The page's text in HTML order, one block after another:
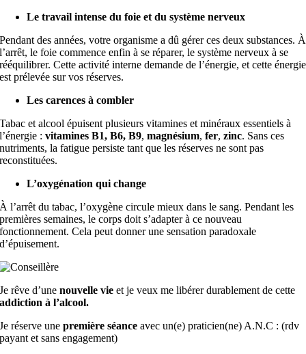
Le travail intense du foie et du système nerveux
Pendant des années, votre organisme a dû gérer ces deux substances. À
l’arrêt, le foie commence enfin à se réparer, le système nerveux à se
rééquilibrer. Cette activité interne demande de l’énergie, et cette énergie
est prélevée sur vos réserves.
Les carences à combler
Tabac et alcool épuisent plusieurs vitamines et minéraux essentiels à
l’énergie :vitamines B1, B6, B9,magnésium,fer,zinc. Sans ces
nutriments, la fatigue persiste tant que les réserves ne sont pas
reconstituées.
L’oxygénation qui change
À l’arrêt du tabac, l’oxygène circule mieux dans le sang. Pendant les
premières semaines, le corps doit s’adapter à ce nouveau
fonctionnement. Cela peut donner une sensation paradoxale
d’épuisement.
Je rêve d’unenouvelle vie et je veux me libérer durablement de cette
addiction à l’alcool.
Je réserve unepremière séance avec un(e) praticien(ne) A.N.C : (rdv
payant et sans engagement)